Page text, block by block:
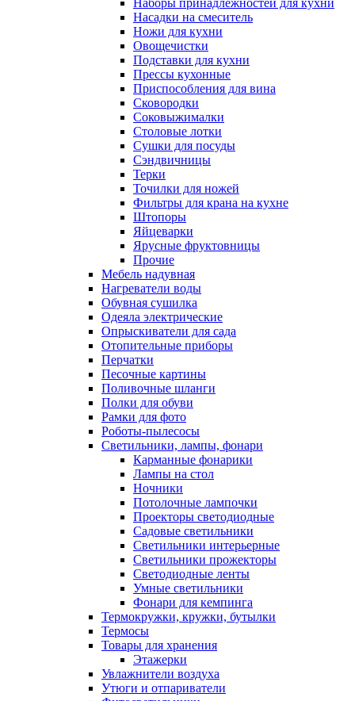
Наборы принадлежностей для кухни
Насадки на смеситель
Ножи для кухни
Овощечистки
Подставки для кухни
Прессы кухонные
Приспособления для вина
Сковородки
Соковыжималки
Столовые лотки
Сушки для посуды
Сэндвичницы
Терки
Точилки для ножей
Фильтры для крана на кухне
Штопоры
Яйцеварки
Ярусные фруктовницы
Прочие
Мебель надувная
Нагреватели воды
Обувная сушилка
Одеяла электрические
Опрыскиватели для сада
Отопительные приборы
Перчатки
Песочные картины
Поливочные шланги
Полки для обуви
Рамки для фото
Роботы-пылесосы
Светильники, лампы, фонари
Карманные фонарики
Лампы на стол
Ночники
Потолочные лампочки
Проекторы светодиодные
Садовые светильники
Светильники интерьерные
Светильники прожекторы
Светодиодные ленты
Умные светильники
Фонари для кемпинга
Термокружки, кружки, бутылки
Термосы
Товары для хранения
Этажерки
Увлажнители воздуха
Утюги и отпариватели